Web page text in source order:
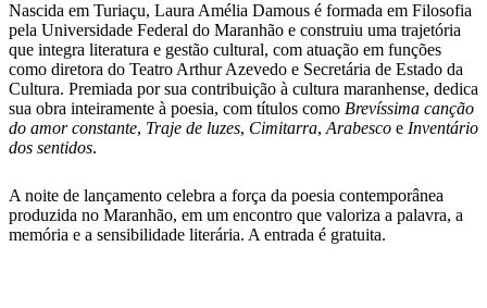
Nascida em Turiaçu, Laura Amélia Damous é formada em Filosofia
pela Universidade Federal do Maranhão e construiu uma trajetória
que integra literatura e gestão cultural, com atuação em funções
como diretora do Teatro Arthur Azevedo e Secretária de Estado da
Cultura. Premiada por sua contribuição à cultura maranhense, dedica
sua obra inteiramente à poesia, com títulos como Brevíssima canção
do amor constante, Traje de luzes, Cimitarra, Arabesco e Inventário
dos sentidos.
A noite de lançamento celebra a força da poesia contemporânea
produzida no Maranhão, em um encontro que valoriza a palavra, a
memória e a sensibilidade literária. A entrada é gratuita.